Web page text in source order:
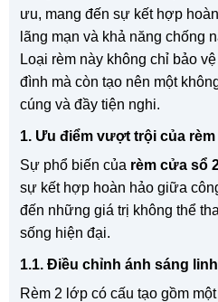
ưu, mang đến sự kết hợp
lãng mạn và khả năng chống
Loại rèm này không chỉ bảo
đình mà còn tạo nên một
cúng và đầy tiện nghi.
1. Ưu điểm vượt trội của
Sự phổ biến của rèm cửa sổ
sự kết hợp hoàn hảo giữa
đến những giá trị không thể
sống hiện đại.
1.1. Điều chỉnh ánh sáng
Rèm 2 lớp có cấu tạo gồm